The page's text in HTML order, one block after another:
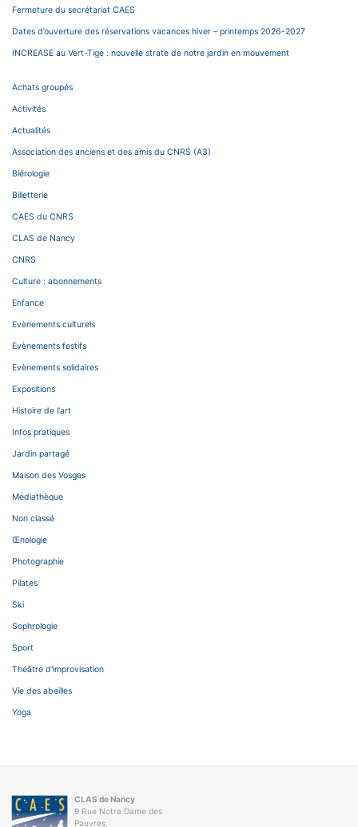
Fermeture du secrétariat CAES
Dates d’ouverture des réservations vacances hiver – printemps 2026-2027
INCREASE au Vert-Tige : nouvelle strate de notre jardin en mouvement
Achats groupés
Activités
Actualités
Association des anciens et des amis du CNRS (A3)
Biérologie
Billetterie
CAES du CNRS
CLAS de Nancy
CNRS
Culture : abonnements
Enfance
Evènements culturels
Evènements festifs
Evènements solidaires
Expositions
Histoire de l'art
Infos pratiques
Jardin partagé
Maison des Vosges
Médiathèque
Non classé
Œnologie
Photographie
Pilates
Ski
Sophrologie
Sport
Théâtre d'improvisation
Vie des abeilles
Yoga
CLAS de Nancy
9 Rue Notre Dame des
Pauvres,